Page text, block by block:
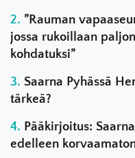
”Rauman
jossa rukoillaan
kohdatuksi”
Saarna Pyhässä
tärkeä?
Pääkirjoitus:
edelleen